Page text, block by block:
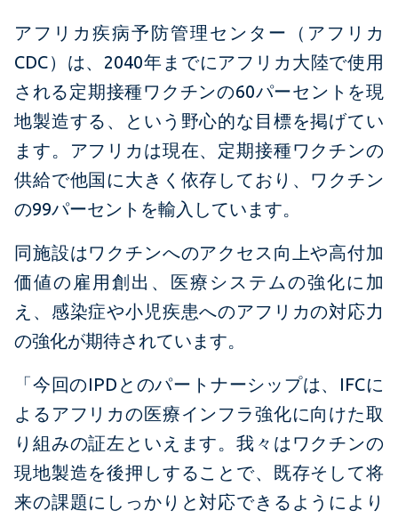
アフリカ疾病予防管理センター（アフリカ
CDC）は、2040年までにアフリカ大陸で使用
される定期接種ワクチンの60パーセントを現
地製造する、という野心的な目標を掲げてい
ます。アフリカは現在、定期接種ワクチンの
供給で他国に大きく依存しており、ワクチン
の99パーセントを輸入しています。
同施設はワクチンへのアクセス向上や高付加
価値の雇用創出、医療システムの強化に加
え、感染症や小児疾患へのアフリカの対応力
の強化が期待されています。
「今回のIPDとのパートナーシップは、IFCに
よるアフリカの医療インフラ強化に向けた取
り組みの証左といえます。我々はワクチンの
現地製造を後押しすることで、既存そして将
来の課題にしっかりと対応できるようにより